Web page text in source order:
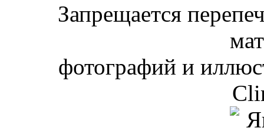
Запрещается
фотографий и